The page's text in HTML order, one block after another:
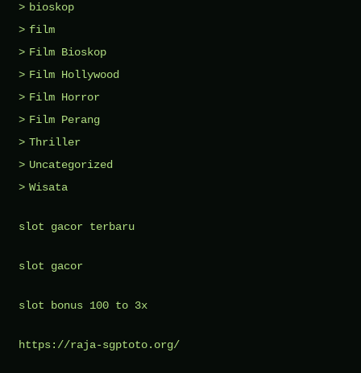
bioskop
film
Film Bioskop
Film Hollywood
Film Horror
Film Perang
Thriller
Uncategorized
Wisata
slot gacor terbaru
slot gacor
slot bonus 100 to 3x
https://raja-sgptoto.org/